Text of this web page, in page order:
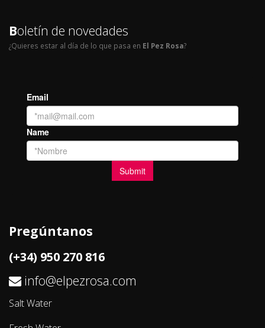
Boletín de novedades
¿Quieres estar al día de lo que pasa en El Pez Rosa?
Pregúntanos
(+34) 950 270 816
info@elpezrosa.com
Salt Water